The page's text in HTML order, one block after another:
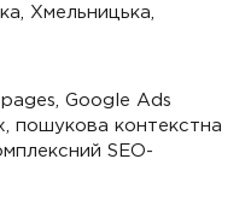
Хмельницька,
Google Ads
пошукова контекстна
SEO-